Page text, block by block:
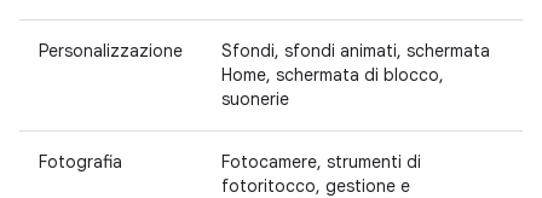
Personalizzazione
Sfondi, sfondi animati, schermata
Home, schermata di blocco,
suonerie
Fotografia
Fotocamere, strumenti di
fotoritocco, gestione e